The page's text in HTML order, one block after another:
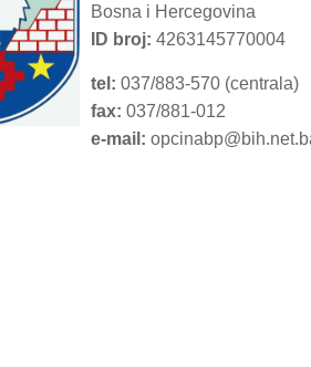
Bosna i Hercegovina
ID broj: 4263145770004
tel: 037/883-570 (centrala)
fax: 037/881-012
e-mail: